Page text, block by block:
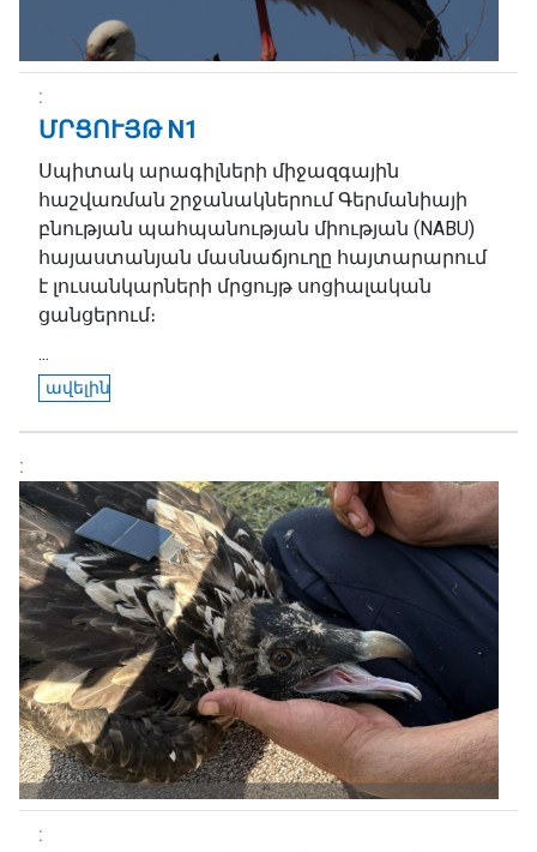
ՄՐՑՈՒՅԹ N1
Սպիտակ արագիլների միջազգային
հաշվառման շրջանակներում Գերմանիայի
բնության պահպանության միության (NABU)
հայաստանյան մասնաճյուղը հայտարարում
է լուսանկարների մրցույթ սոցիալական
ցանցերում։
...
ավելին